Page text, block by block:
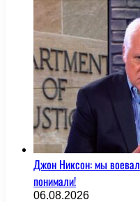
Джон Никсон: мы
понимали!
06.08.2026